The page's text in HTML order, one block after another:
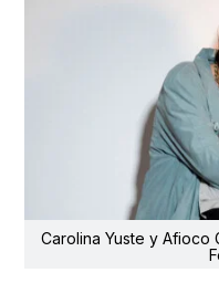
Carolina Yuste y Afioco